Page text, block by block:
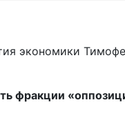
экономики
фракции